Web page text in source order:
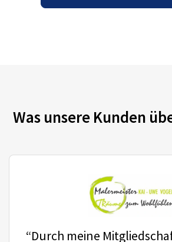
Was unsere Kunden
“Durch meine